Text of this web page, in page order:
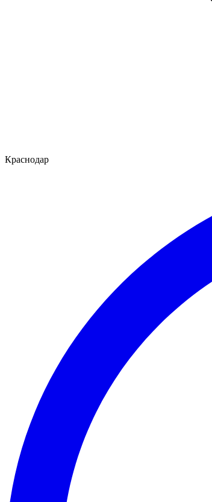
Краснодар